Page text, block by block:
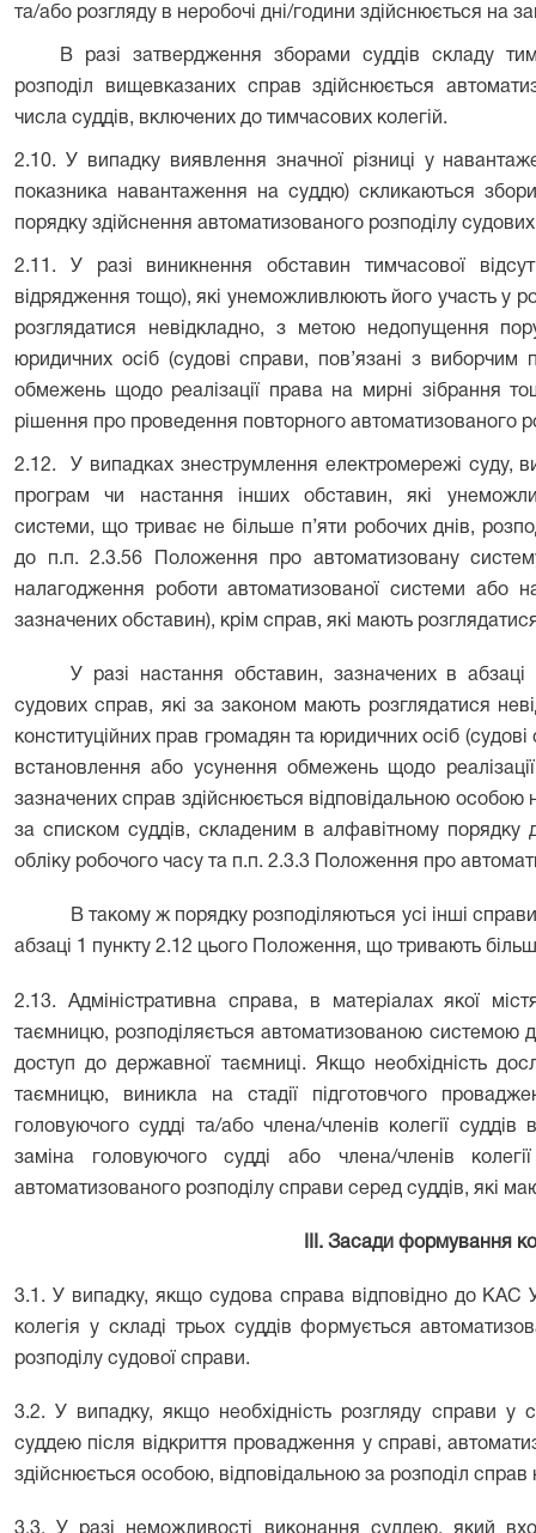
та/або розгляду в неробочі дні/години здійснюється на
В разі затвердження зборами суддів складу
розподіл вищевказаних справ здійснюється
числа суддів, включених до тимчасових колегій.
2.10. У випадку виявлення значної різниці у
показника навантаження на суддю) скликаються
порядку здійснення автоматизованого розподілу
2.11.
У разі виникнення обставин тимчасової
відрядження тощо), які унеможливлюють його участь у
розглядатися невідкладно, з метою недопущення
юридичних осіб (судові справи, пов’язані з
обмежень щодо реалізації права на мирні зібрання
рішення про проведення повторного автоматизованого
2.12.
У випадках знеструмлення електромережі суду,
програм чи настання інших обставин, які
системи, що триває не більше п’яти робочих днів,
до п.п. 2.3.56 Положення про автоматизовану
налагодження роботи автоматизованої системи або
зазначених обставин), крім справ, які мають
У разі настання обставин, зазначених в
судових справ, які за законом мають розглядатися
конституційних прав громадян та юридичних осіб
встановлення або усунення обмежень щодо
зазначених справ здійснюється відповідальною особою
за списком суддів, складеним в алфавітному порядку
обліку робочого часу та п.п. 2.3.3 Положення про
В такому ж порядку розподіляються усі інші
абзаці 1 пункту 2.12 цього Положення, що тривають
2.13. Адміністративна справа, в матеріалах якої
таємницю, розподіляється автоматизованою системою
доступ до державної таємниці. Якщо необхідність
таємницю, виникла на стадії підготовчого
головуючого судді та/або члена/членів колегії суддів
заміна головуючого судді або члена/членів
автоматизованого розподілу справи серед суддів, які
ІІІ. Засади формування
3.1. У випадку, якщо судова справа відповідно до КАС
колегія у складі трьох суддів формується
розподілу судової справи.
3.2. У випадку, якщо необхідність розгляду справи у
суддею після відкриття провадження у справі,
здійснюється особою, відповідальною за розподіл справ